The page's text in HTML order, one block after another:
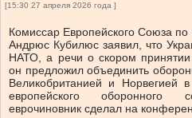
[15:30 27 апреля 2026 года ]
Комиссар Европейского Союза
Андрюс Кубилюс заявил, что
НАТО, а речи о скором
он предложил объединить
Великобританией и Норвегией
европейского оборонного
еврочиновник сделал на